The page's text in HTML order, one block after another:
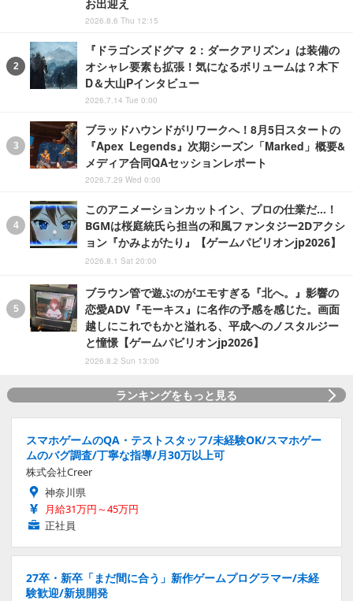
お出迎え
2026.8.6 Thu 12:15
『ドラゴンズドグマ 2：ダークアリズン』は装備の
オシャレ要素も拡張！気になるボリュームは？木下
D＆大山Pインタビュー
2026.7.14 Tue 0:00
ブラッドハウンドがリワークへ！8月5日スタートの
『Apex Legends』次期シーズン「Marked」概要&
メディア合同QAセッションレポート
2026.7.29 Wed 0:00
このアニメーションカットイン、プロの仕業だ…！
BGMは桜庭統氏ら担当の和風ファンタジー2Dアクシ
ョン『かみよがたり』【ゲームパビリオンjp2026】
2026.8.1 Sat 20:00
ブラウン管で遊ぶのがエモすぎる『北へ。』影響の
恋愛ADV『モーキス』に名作の予感を感じた。画面
越しにこれでもかと溢れる、平成へのノスタルジー
と憧憬【ゲームパビリオンjp2026】
2026.8.2 Sun 13:00
ランキングをもっと見る
スマホゲームのQA・テストスタッフ/未経験OK/スマホゲー
ムのバグ調査/丁寧な指導/月30万以上可
株式会社Creer
神奈川県
月給31万円～45万円
正社員
27卒・新卒「まだ間に合う」新作ゲームプログラマー/未経
験歓迎/新規開発